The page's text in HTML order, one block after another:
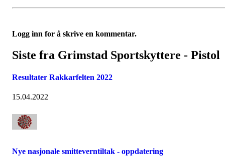
Logg inn for å skrive en kommentar.
Siste fra Grimstad Sportskyttere - Pistol
Resultater Rakkarfelten 2022
15.04.2022
Nye nasjonale smitteverntiltak - oppdatering